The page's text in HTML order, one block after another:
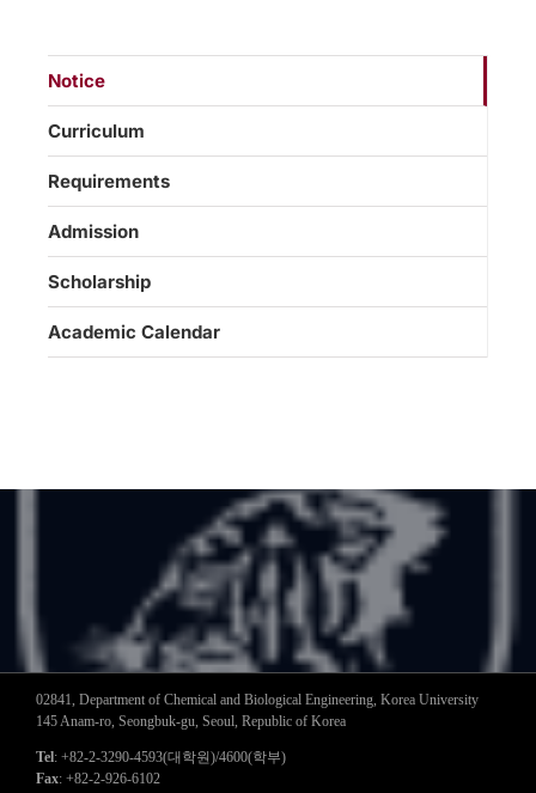
Notice
Curriculum
Requirements
Admission
Scholarship
Academic Calendar
02841, Department of Chemical and Biological Engineering, Korea University
145 Anam-ro, Seongbuk-gu, Seoul, Republic of Korea
Tel: +82-2-3290-4593(대학원)/4600(학부)
Fax: +82-2-926-6102